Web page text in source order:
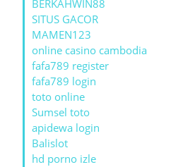
BERKAHWIN88
SITUS GACOR
MAMEN123
online casino cambodia
fafa789 register
fafa789 login
toto online
Sumsel toto
apidewa login
Balislot
hd porno izle